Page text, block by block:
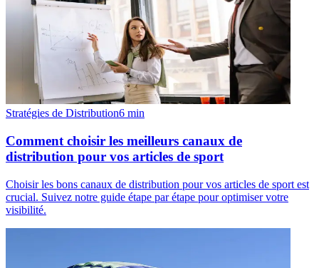
Stratégies de Distribution6 min
Comment choisir les meilleurs canaux de
distribution pour vos articles de sport
Choisir les bons canaux de distribution pour vos articles de sport est
crucial. Suivez notre guide étape par étape pour optimiser votre
visibilité.